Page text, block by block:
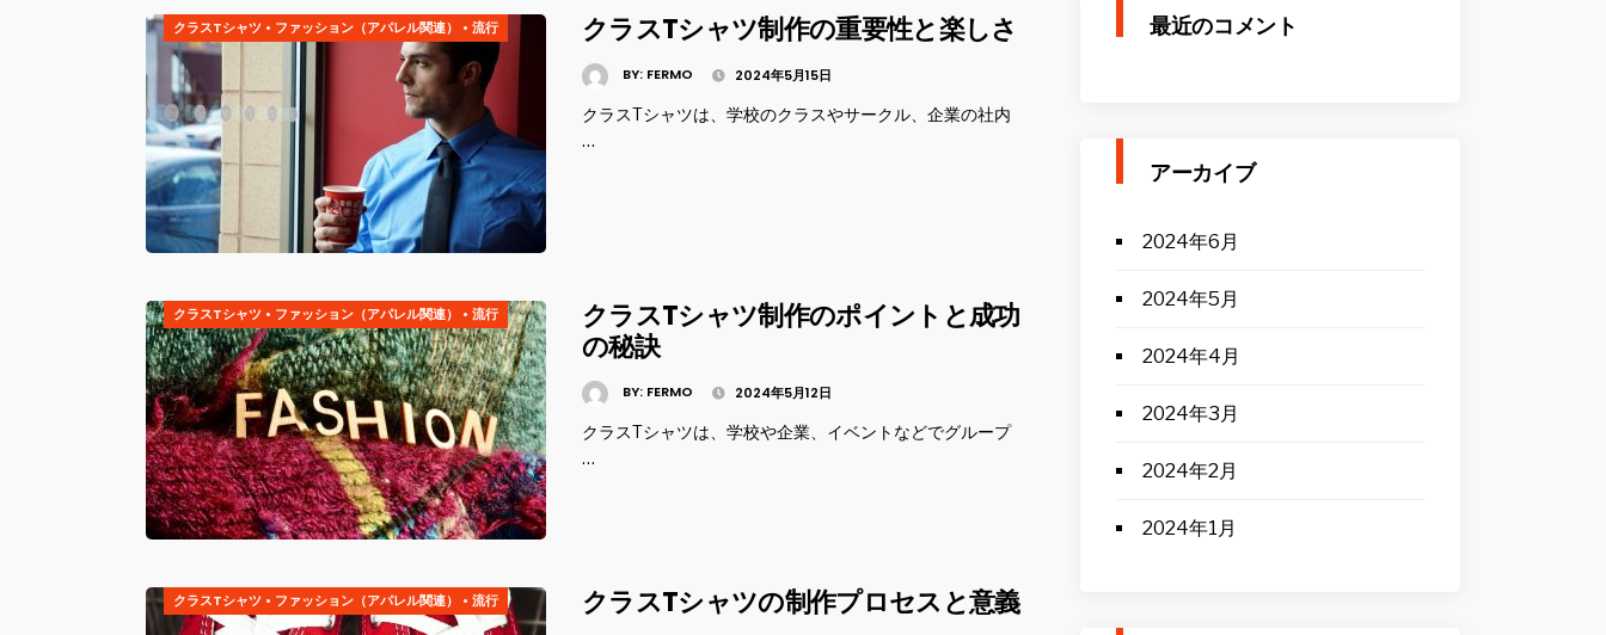
クラスTシャツ • ファッション（アパレル関連） • 流行 クラスTシャツ制作の重要性と楽しさ
BY: FERMO 2024年5月15日
クラスTシャツは、学校のクラスやサークル、企業の社内
…
クラスTシャツ • ファッション（アパレル関連） • 流行
クラスTシャツ制作のポイントと成功
の秘訣
BY: FERMO 2024年5月12日
クラスTシャツは、学校や企業、イベントなどでグループ
…
クラスTシャツ • ファッション（アパレル関連） • 流行 クラスTシャツの制作プロセスと意義
最近のコメント
アーカイブ
2024年6月
2024年5月
2024年4月
2024年3月
2024年2月
2024年1月